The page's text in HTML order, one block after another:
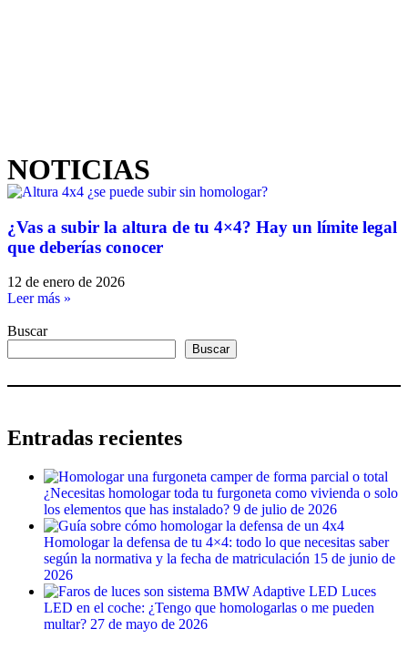
NOTICIAS
¿Vas a subir la altura de tu 4×4? Hay un límite legal
que deberías conocer
12 de enero de 2026
Leer más »
Buscar
Buscar
Entradas recientes
¿Necesitas homologar toda tu furgoneta como vivienda o solo
los elementos que has instalado? 9 de julio de 2026
Homologar la defensa de tu 4×4: todo lo que necesitas saber
según la normativa y la fecha de matriculación 15 de junio de
2026
Luces
LED en el coche: ¿Tengo que homologarlas o me pueden
multar? 27 de mayo de 2026